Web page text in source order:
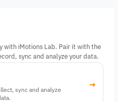
with iMotions Lab. Pair it with the
sync and analyze your data.
sync and analyze
→